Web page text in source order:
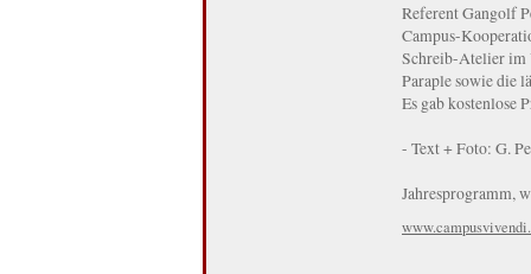
Referent Gangolf
Campus-
Schreib-Atelier im
Paraple sowie die
Es gab kostenlose
- Text + Foto: G.
Jahresprogramm,